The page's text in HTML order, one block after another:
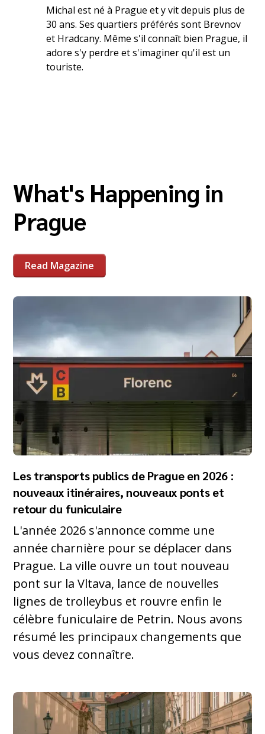
Michal est né à Prague et y vit depuis plus de
30 ans. Ses quartiers préférés sont Brevnov
et Hradcany. Même s'il connaît bien Prague, il
adore s'y perdre et s'imaginer qu'il est un
touriste.
What's Happening in
Prague
Read Magazine
Les transports publics de Prague en 2026 :
nouveaux itinéraires, nouveaux ponts et
retour du funiculaire
L'année 2026 s'annonce comme une
année charnière pour se déplacer dans
Prague. La ville ouvre un tout nouveau
pont sur la Vltava, lance de nouvelles
lignes de trolleybus et rouvre enfin le
célèbre funiculaire de Petrin. Nous avons
résumé les principaux changements que
vous devez connaître.